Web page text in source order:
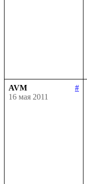
AVM
#
16 мая 2011